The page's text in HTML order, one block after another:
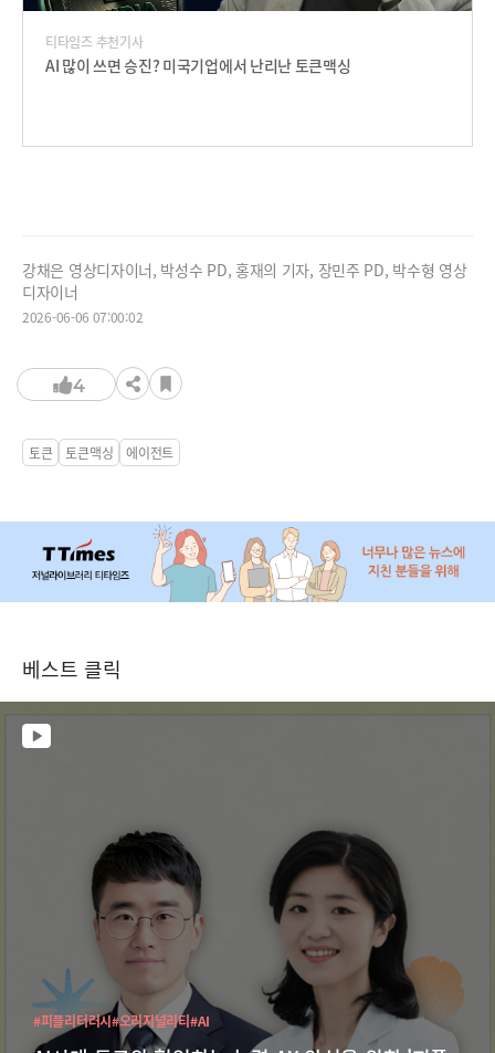
티타임즈 추천기사
AI 많이 쓰면 승진? 미국기업에서 난리난 토큰맥싱
강채은 영상디자이너, 박성수 PD, 홍재의 기자, 장민주 PD, 박수형 영상
디자이너
2026-06-06 07:00:02
4
토큰 토큰맥싱 에이전트
베스트 클릭
#피플리터러시#오리지널리티#AI